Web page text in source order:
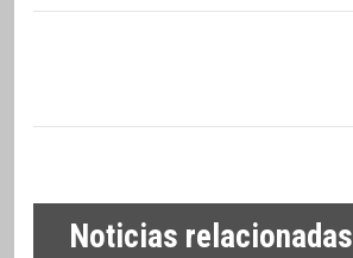
Noticias relacionadas